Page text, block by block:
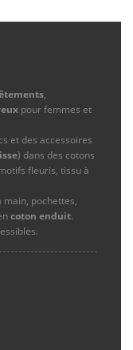
,
pour femmes et
et des accessoires
) dans des cotons
fleuris, tissu à
main, pochettes,
coton enduit.